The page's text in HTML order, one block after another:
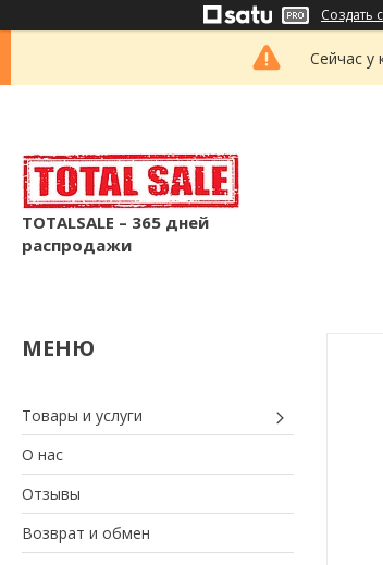
Создать
Сейчас у
TOTALSALE – 365 дней
распродажи
Товары и услуги
О нас
Отзывы
Возврат и обмен